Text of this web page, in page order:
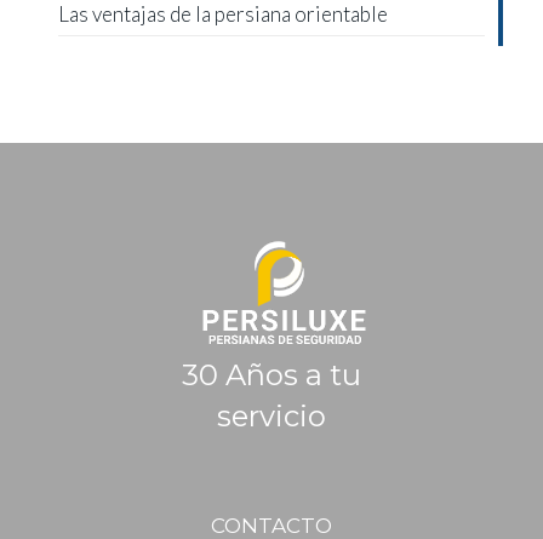
Las ventajas de la persiana orientable
30 Años a tu
servicio
CONTACTO